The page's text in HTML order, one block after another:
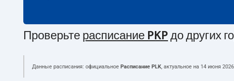
Проверьте расписание PKP до других
Данные расписания: официальное Расписание PLK, актуальное на 14 июня 2026